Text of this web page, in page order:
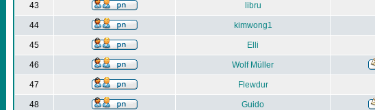
43 libru
44 kimwong1
45 Elli
46 Wolf Müller
47 Flewdur
48 Guido